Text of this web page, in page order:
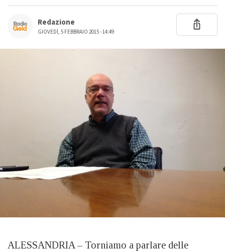
Redazione
GIOVEDÌ, 5 FEBBRAIO 2015 - 14:49
ALESSANDRIA – Torniamo a parlare delle